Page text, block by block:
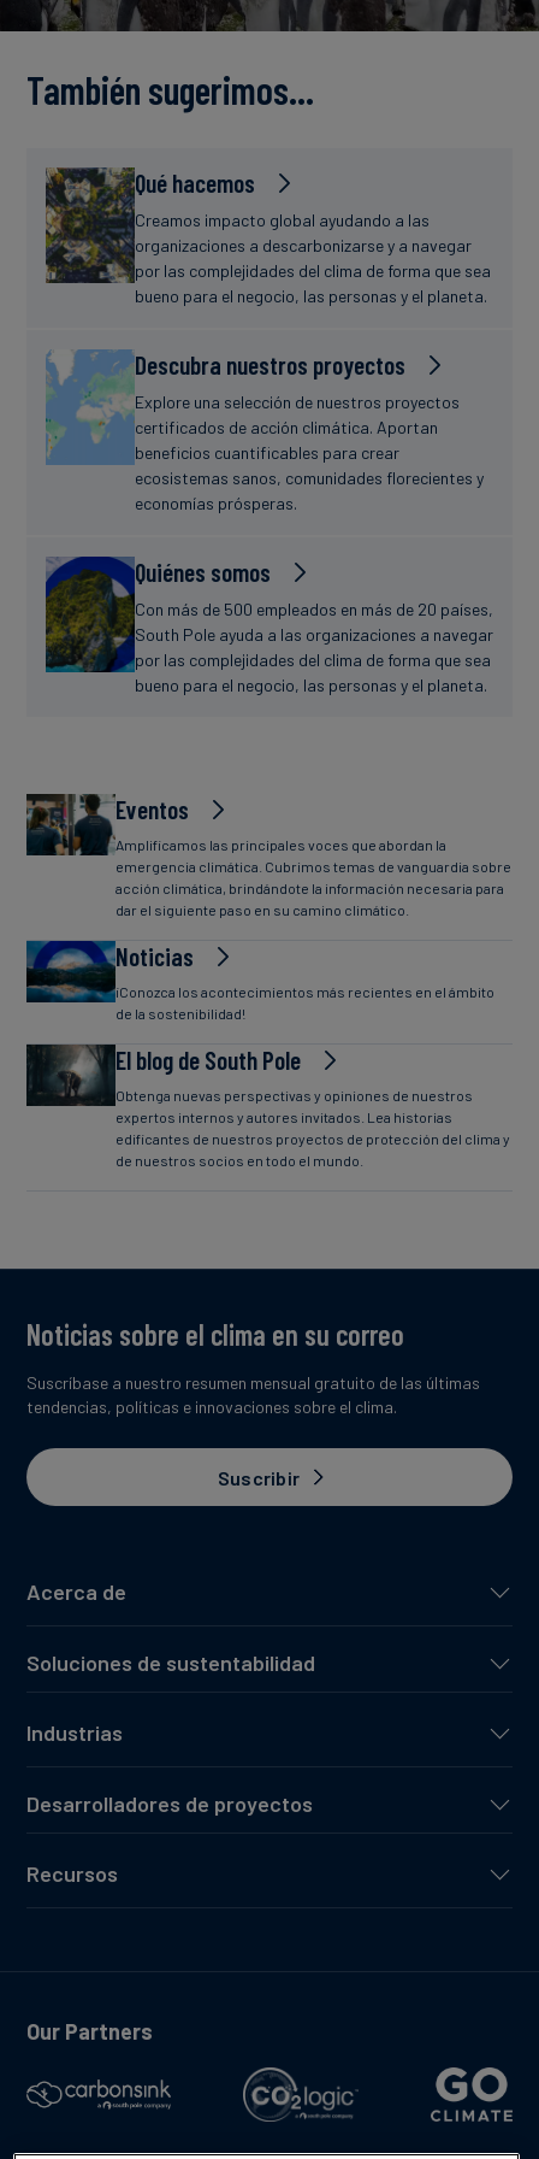
Finanzas
estudio
Noticias
También sugerimos…
Qué hacemos
Creamos impacto global ayudando a las
organizaciones a descarbonizarse y a navegar
por las complejidades del clima de forma que sea
bueno para el negocio, las personas y el planeta.
Descubra nuestros proyectos
Explore una selección de nuestros proyectos
certificados de acción climática. Aportan
beneficios cuantificables para crear
ecosistemas sanos, comunidades florecientes y
economías prósperas.
Quiénes somos
Con más de 500 empleados en más de 20 países,
South Pole ayuda a las organizaciones a navegar
por las complejidades del clima de forma que sea
bueno para el negocio, las personas y el planeta.
Eventos
Amplificamos las principales voces que abordan la
emergencia climática. Cubrimos temas de vanguardia sobre
acción climática, brindándote la información necesaria para
dar el siguiente paso en su camino climático.
Noticias
¡Conozca los acontecimientos más recientes en el ámbito
de la sostenibilidad!
El blog de South Pole
Obtenga nuevas perspectivas y opiniones de nuestros
expertos internos y autores invitados. Lea historias
edificantes de nuestros proyectos de protección del clima y
de nuestros socios en todo el mundo.
Acerca de
Soluciones de sustentabilidad
Industrias
Desarrolladores de proyectos
Recursos
Noticias sobre el clima en su correo
Suscríbase a nuestro resumen mensual gratuito de las últimas
tendencias, políticas e innovaciones sobre el clima.
Suscribir
Our Partners